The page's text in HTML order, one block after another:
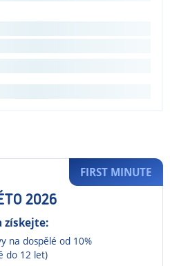
2026
získejte:
na dospělé od 10%
do 12 let)
FIRST MINUTE